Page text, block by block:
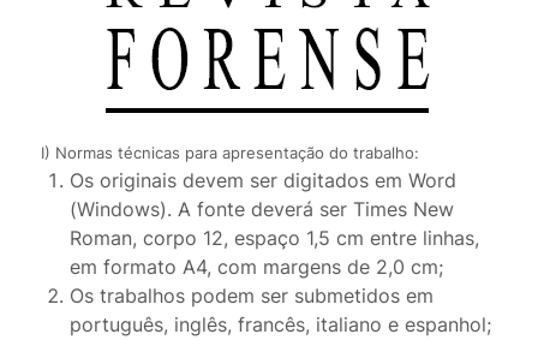
I) Normas técnicas para apresentação do trabalho:
Os originais devem ser digitados em Word
(Windows). A fonte deverá ser Times New
Roman, corpo 12, espaço 1,5 cm entre linhas,
em formato A4, com margens de 2,0 cm;
Os trabalhos podem ser submetidos em
português, inglês, francês, italiano e espanhol;